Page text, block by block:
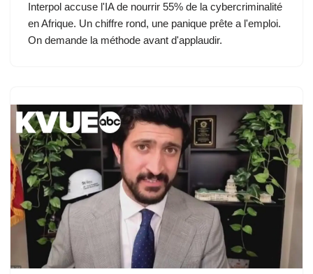
Interpol accuse l'IA de nourrir 55% de la cybercriminalité
en Afrique. Un chiffre rond, une panique prête a l'emploi.
On demande la méthode avant d'applaudir.